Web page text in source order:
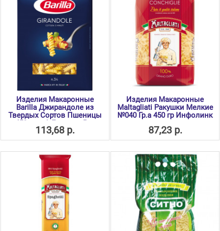
Изделия Макаронные
Barilla Джирандоле из
Твердых Сортов Пшеницы
450гр гр А Барилла Рус
113,68 р.
Изделия Макаронные
Maltagliati Ракушки Мелкие
№040 Гр.а 450 гр Инфолинк
87,23 р.